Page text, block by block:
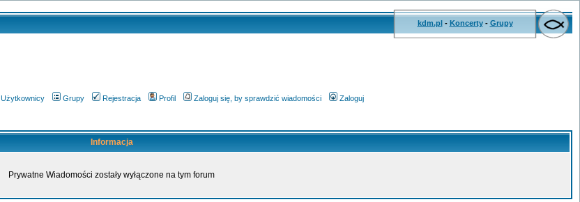
kdm.pl- Koncerty- Grupy
Użytkownicy Grupy Rejestracja Profil Zaloguj się, by sprawdzić wiadomości Zaloguj
Informacja
Prywatne Wiadomości zostały wyłączone na tym forum